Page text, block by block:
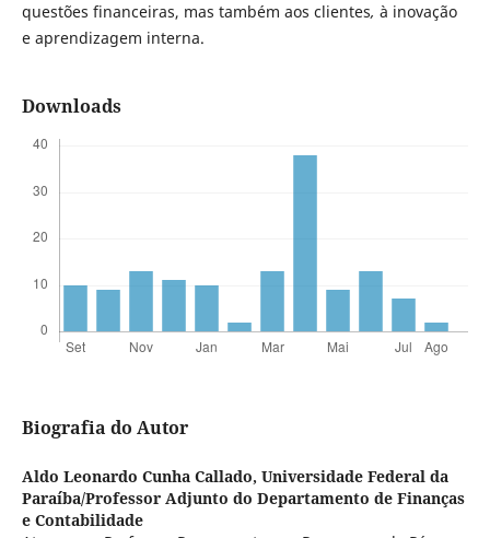
questões financeiras, mas também aos clientes, à inovação
e aprendizagem interna.
Downloads
Biografia do Autor
Aldo Leonardo Cunha Callado, Universidade Federal da
Paraíba/Professor Adjunto do Departamento de Finanças
e Contabilidade